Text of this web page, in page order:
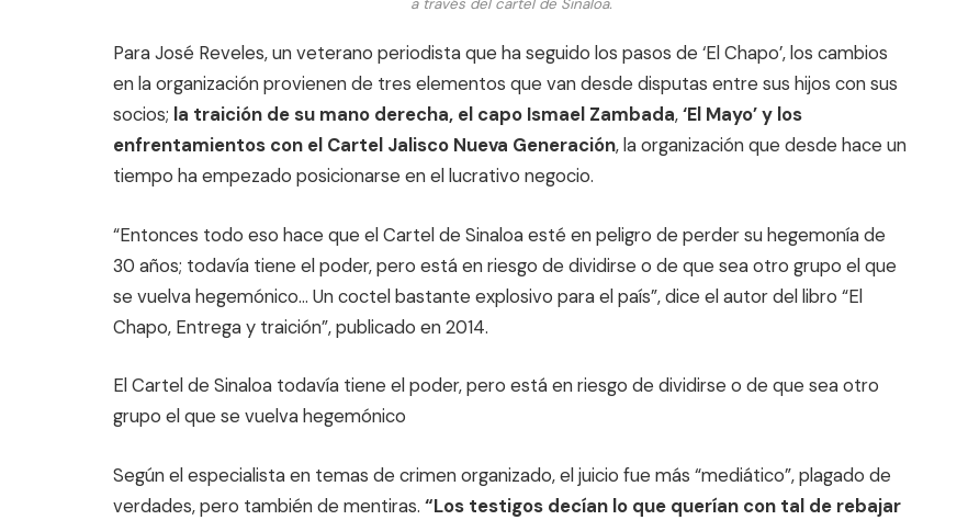
Para José Reveles, un veterano periodista que ha seguido los pasos de ‘El Chapo’, los cambios
en la organización provienen de tres elementos que van desde disputas entre sus hijos con sus
socios; la traición de su mano derecha, el capo Ismael Zambada,‘El Mayo’ y los
enfrentamientos con el Cartel Jalisco Nueva Generación, la organización que desde hace un
tiempo ha empezado posicionarse en el lucrativo negocio.
“Entonces todo eso hace que el Cartel de Sinaloa esté en peligro de perder su hegemonía de
30 años; todavía tiene el poder, pero está en riesgo de dividirse o de que sea otro grupo el que
se vuelva hegemónico… Un coctel bastante explosivo para el país”, dice el autor del libro “El
Chapo, Entrega y traición”, publicado en 2014.
El Cartel de Sinaloa todavía tiene el poder, pero está en riesgo de dividirse o de que sea otro
grupo el que se vuelva hegemónico
Según el especialista en temas de crimen organizado, el juicio fue más “mediático”, plagado de
verdades, pero también de mentiras. “Los testigos decían lo que querían con tal de rebajar